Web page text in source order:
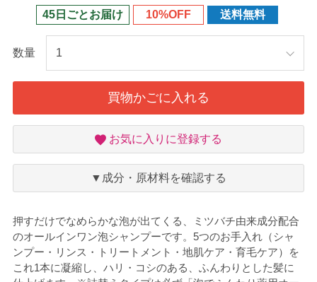
45日ごとお届け 10%OFF 送料無料
数量
買物かごに入れる
お
入
り
お気に入りに登録する
▼成分・原材料を確認する
押すだけでなめらかな泡が出てくる、ミツバチ由来成分配合
のオールインワン泡シャンプーです。5つのお手入れ（シャ
ンプー・リンス・トリートメント・地肌ケア・育毛ケア）を
これ1本に凝縮し、ハリ・コシのある、ふんわりとした髪に